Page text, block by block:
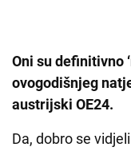
Oni su definitivno
ovogodišnjeg
austrijski OE24.
Da, dobro se